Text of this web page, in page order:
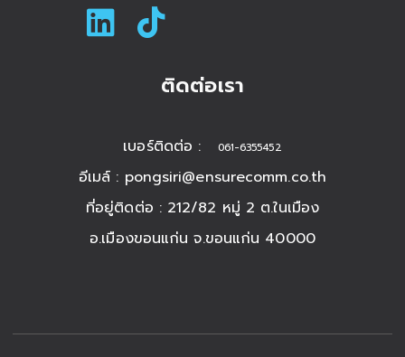
ติดต่อเรา
เบอร์ติดต่อ : 061-6355452
อีเมล์ : pongsiri@ensurecomm.co.th
ที่อยู่ติดต่อ : 212/82 หมู่ 2 ต.ในเมือง
อ.เมืองขอนแก่น จ.ขอนแก่น 40000